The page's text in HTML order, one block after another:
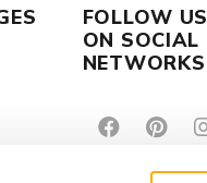
FOLLOW US
ON SOCIAL
NETWORKS